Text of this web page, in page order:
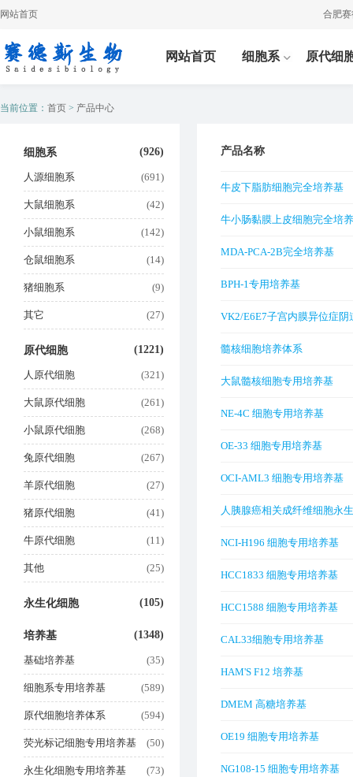
网站首页 合肥赛
网站首页 细胞系 原代细
当前位置： 首页 > 产品中心
细胞系 (926)
人源细胞系 (691)
大鼠细胞系 (42)
小鼠细胞系 (142)
仓鼠细胞系 (14)
猪细胞系 (9)
其它 (27)
原代细胞 (1221)
人原代细胞 (321)
大鼠原代细胞 (261)
小鼠原代细胞 (268)
兔原代细胞 (267)
羊原代细胞 (27)
猪原代细胞 (41)
牛原代细胞 (11)
其他 (25)
永生化细胞 (105)
培养基 (1348)
基础培养基 (35)
细胞系专用培养基 (589)
原代细胞培养体系 (594)
荧光标记细胞专用培养基 (50)
永生化细胞专用培养基 (73)
产品名称
牛皮下脂肪细胞完全培养基
牛小肠黏膜上皮细胞完全培
MDA-PCA-2B完全培养基
BPH-1专用培养基
VK2/E6E7子宫内膜异位症
养基
髓核细胞培养体系
大鼠髓核细胞专用培养基
NE-4C 细胞专用培养基
OE-33 细胞专用培养基
OCI-AML3 细胞专用培养基
人胰腺癌相关成纤维细胞永
NCI-H196 细胞专用培养基
HCC1833 细胞专用培养基
HCC1588 细胞专用培养基
CAL33细胞专用培养基
HAM'S F12 培养基
DMEM 高糖培养基
OE19 细胞专用培养基
NG108-15 细胞专用培养基